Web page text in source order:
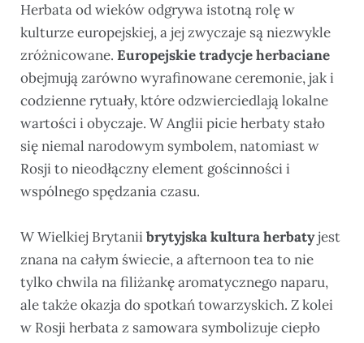
Herbata od wieków odgrywa istotną rolę w
kulturze europejskiej, a jej zwyczaje są niezwykle
zróżnicowane. Europejskie tradycje herbaciane
obejmują zarówno wyrafinowane ceremonie, jak i
codzienne rytuały, które odzwierciedlają lokalne
wartości i obyczaje. W Anglii picie herbaty stało
się niemal narodowym symbolem, natomiast w
Rosji to nieodłączny element gościnności i
wspólnego spędzania czasu.
W Wielkiej Brytaniibrytyjska kultura herbatyjest
znana na całym świecie, a afternoon tea to nie
tylko chwila na filiżankę aromatycznego naparu,
ale także okazja do spotkań towarzyskich. Z kolei
w Rosji herbata z samowara symbolizuje ciepło